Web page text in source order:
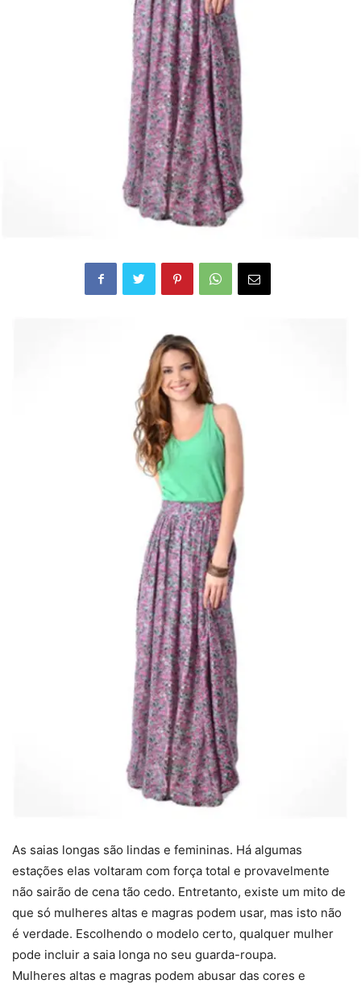
As saias longas são lindas e femininas. Há algumas
estações elas voltaram com força total e provavelmente
não sairão de cena tão cedo. Entretanto, existe um mito de
que só mulheres altas e magras podem usar, mas isto não
é verdade. Escolhendo o modelo certo, qualquer mulher
pode incluir a saia longa no seu guarda-roupa.
Mulheres altas e magras podem abusar das cores e